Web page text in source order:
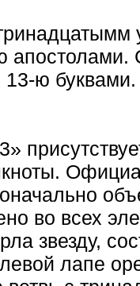
13-ю буквами.
во всех
звезду,
лапе